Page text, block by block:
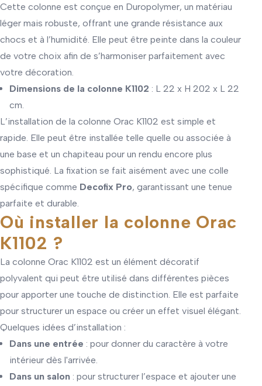
Cette colonne est conçue en Duropolymer, un matériau
léger mais robuste, offrant une grande résistance aux
chocs et à l’humidité. Elle peut être peinte dans la couleur
de votre choix afin de s’harmoniser parfaitement avec
votre décoration.
Dimensions de la colonne K1102 : L 22 x H 202 x L 22
cm.
L’installation de la colonne Orac K1102 est simple et
rapide. Elle peut être installée telle quelle ou associée à
une base et un chapiteau pour un rendu encore plus
sophistiqué. La fixation se fait aisément avec une colle
spécifique comme Decofix Pro, garantissant une tenue
parfaite et durable.
Où installer la colonne Orac
K1102 ?
La colonne Orac K1102 est un élément décoratif
polyvalent qui peut être utilisé dans différentes pièces
pour apporter une touche de distinction. Elle est parfaite
pour structurer un espace ou créer un effet visuel élégant.
Quelques idées d’installation :
Dans une entrée : pour donner du caractère à votre
intérieur dès l'arrivée.
Dans un salon : pour structurer l’espace et ajouter une